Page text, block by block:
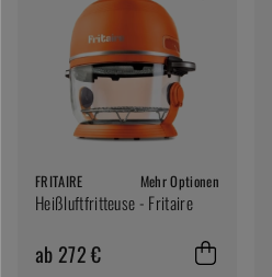
FRITAIRE Mehr Optionen
Heißluftfritteuse - Fritaire
ab 272 €